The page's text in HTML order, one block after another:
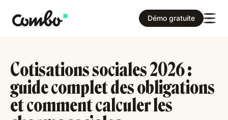
Démo gratuite
Cotisations sociales 2026 :
guide complet des obligations
et comment calculer les